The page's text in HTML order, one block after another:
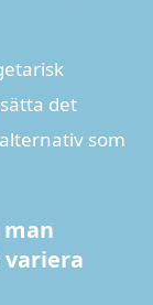
det
som